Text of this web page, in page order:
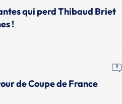
qui perd Thibaud Briet
!
1
de Coupe de France